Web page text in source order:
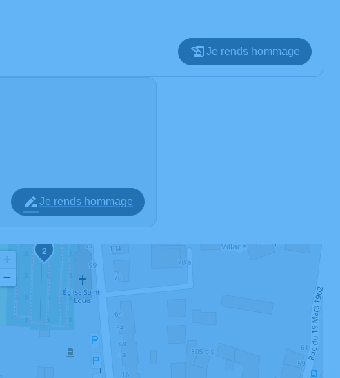
Je rends hommage
Je rends hommage
2
−